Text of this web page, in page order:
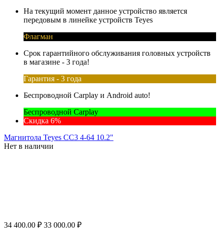
На текущий момент данное устройство является
передовым в линейке устройств Teyes
Флагман
Срок гарантийного обслуживания головных устройств
в магазине - 3 года!
Гарантия - 3 года
Беспроводной Carplay и Android auto!
Беспроводной Carplay
Скидка 6%
Магнитола Teyes CC3 4-64 10.2"
Нет в наличии
34 400.00 ₽ 33 000.00 ₽